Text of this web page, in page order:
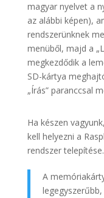
magyar nyelvet a
az alábbi képen),
rendszerünknek
menüből, majd a
megkezdődik a
SD-kártya
„Írás” paranccsal
Ha készen
kell helyezni a
rendszer telepítése.
A